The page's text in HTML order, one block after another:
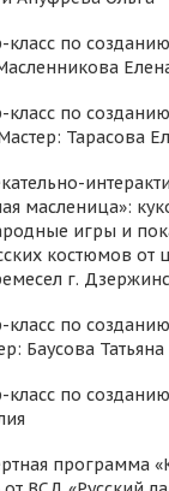
класс по
класс по
Тарасова
масленица»:
игры и
костюмов от
г.
класс по
Баусова Татьяна
класс по
программа